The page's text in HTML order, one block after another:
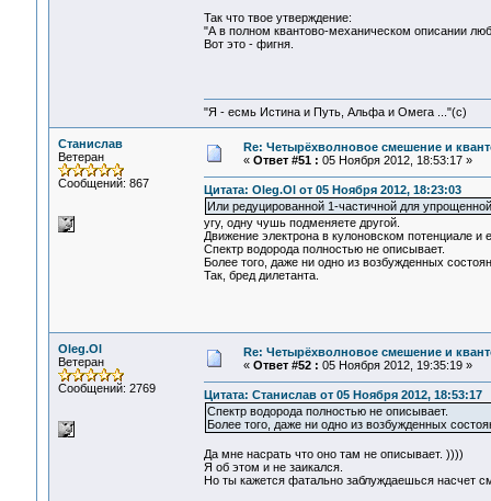
Так что твое утверждение:
"А в полном квантово-механическом описании
Вот это - фигня.
"Я - есмь Истина и Путь, Альфа и Омега ..."(с)
Станислав
Ветеран
Сообщений: 867
Re: Четырёхволновое смешение и
« Ответ #51 : 05 Ноября 2012, 18:53:17 »
Цитата: Oleg.Ol от 05 Ноября 2012, 18:23:03
Или редуцированной 1-частичной для
угу, одну чушь подменяете другой.
Движение электрона в кулоновском потенциале и
Спектр водорода полностью не описывает.
Более того, даже ни одно из возбужденных
Так, бред дилетанта.
Oleg.Ol
Ветеран
Сообщений: 2769
Re: Четырёхволновое смешение и
« Ответ #52 : 05 Ноября 2012, 19:35:19 »
Цитата: Станислав от 05 Ноября 2012, 18:53:17
Спектр водорода полностью не описывает.
Более того, даже ни одно из возбужденных
Да мне насрать что оно там не описывает. ))))
Я об этом и не заикался.
Но ты кажется фатально заблуждаешься насчет